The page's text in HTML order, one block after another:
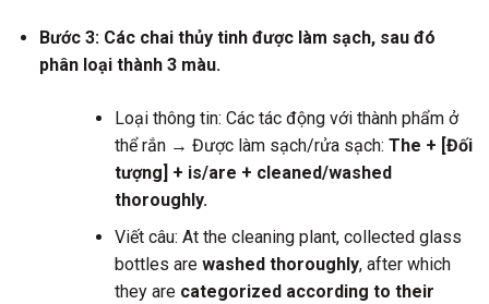
Bước 3: Các chai thủy tinh được làm sạch, sau đó
phân loại thành 3 màu.
Loại thông tin: Các tác động với thành phẩm ở
thể rắn → Được làm sạch/rửa sạch: The + [Đối
tượng] + is/are + cleaned/washed
thoroughly.
Viết câu: At the cleaning plant, collected glass
bottles are washed thoroughly, after which
they are categorized according to their